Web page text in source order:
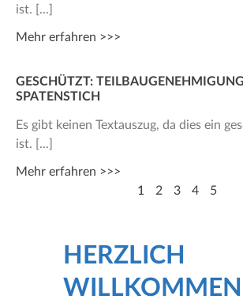
ist.
Mehr erfahren >>>
GESCHÜTZT:
SPATENSTICH
Es gibt keinen Textauszug, da dies ein
ist.
Mehr erfahren >>>
1
2 3 4 5
HERZLICH
WILLKOMMEN